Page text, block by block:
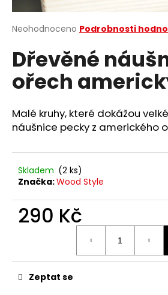
Průměrné
produktu
je
z
hvězdiček.
Neohodnoceno Podrobnosti
Dřevěné
ořech
Malé kruhy, které dokážou
náušnice pecky z amerického
Skladem (2 ks)
Značka:Wood Style
290 Kč
Zeptat se
a
j
t
?
o
p
u
č
u